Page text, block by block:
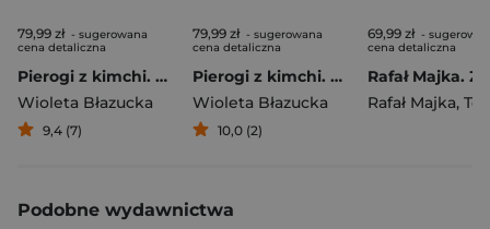
79,99 zł - sugerowana
cena detaliczna
Pierogi z kimchi. Moje ulubione azjatyckie przepisy
Wioleta Błazucka
9,4 (7)
79,99 zł - sugerowana
cena detaliczna
Pierogi z kimchi. Moje ulubione azjatyckie przepisy - książka z autografem
Wioleta Błazucka
10,0 (2)
69,99 zł -
cena detaliczna
Rafał Majka,
Podobne wydawnictwa